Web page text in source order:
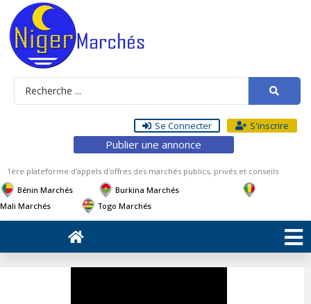
Se Connecter S'inscrire
Publier une annonce
1ère plateforme d'appels d'offres des marchés publics, privés et conseils
Bénin Marchés
Burkina Marchés
Mali Marchés
Togo Marchés